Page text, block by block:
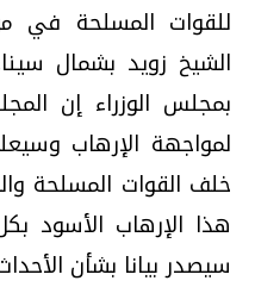
للقوات المسلحة في
الشيخ زويد بشمال
بمجلس الوزراء إن
لمواجهة الإرهاب
خلف القوات المسلحة
هذا الإرهاب الأسود
سيصدر بيانا بشأن